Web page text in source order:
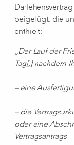
beigefügt, die
enthielt:
„Der Lauf der
Tag[,] nachdem
– eine
– die
oder eine
Vertragsantrags